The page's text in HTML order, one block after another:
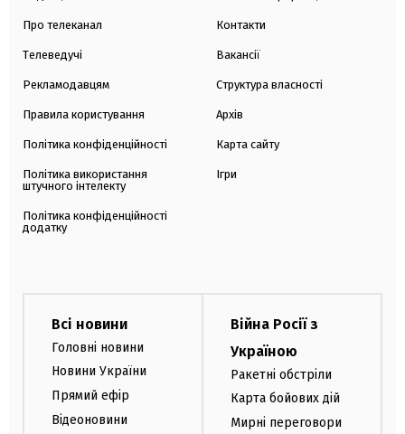
Про телеканал
Телеведучі
Рекламодавцям
Правила користування
Політика конфіденційності
Політика використання
штучного інтелекту
Політика конфіденційності
додатку
Контакти
Вакансії
Структура власності
Архів
Карта сайту
Ігри
Всі новини
Головні новини
Новини України
Прямий ефір
Відеоновини
Війна Росії з
Україною
Ракетні обстріли
Карта бойових дій
Мирні переговори